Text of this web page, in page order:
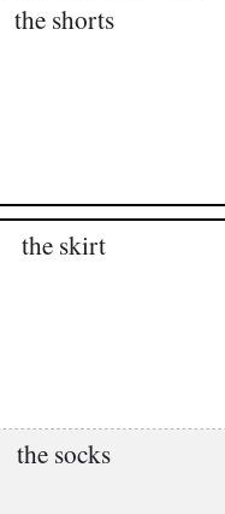
the shorts
the skirt
the socks